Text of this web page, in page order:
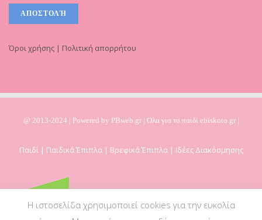
Όροι χρήσης | Πολιτική απορρήτου
@ 2013-2024 | Powered by PBweb.gr | Ολα για το παιδί ebiskoto.gr |
Παιδί | Παιδικά Έπιπλα | Βρεφικά Έπιπλα | Ιδέες Διακόσμησης
Η ιστοσελίδα χρησιμοποιεί cookies για την ευκολία